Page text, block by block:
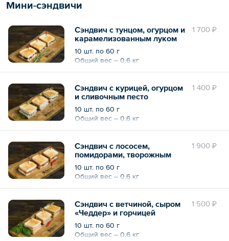
Мини-сэндвичи
1 700 ₽
Сэндвич с тунцом, огурцом и
карамелизованным луком
10 шт. по 60 г
Общий вес – 0.6 кг
1 400 ₽
Сэндвич с курицей, огурцом
и сливочным песто
10 шт. по 60 г
Общий вес – 0.6 кг
1 900 ₽
Сэндвич с лососем,
помидорами, творожным
сыром и бальзамическим
кремом
10 шт. по 60 г
Общий вес – 0.6 кг
1 500 ₽
Сэндвич с ветчиной, сыром
«Чеддер» и горчицей
10 шт. по 60 г
Общий вес – 0.6 кг